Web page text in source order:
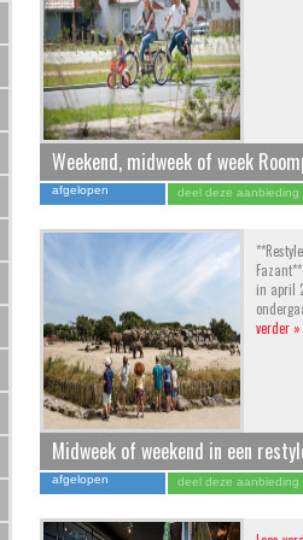
Weekend, midweek of week
bij het strand incl. verblijf in
afgelopen deel deze aanbieding
in april
verder »
Midweek of weekend in een
bungalow op Vakantiepark
afgelopen deel deze aanbieding